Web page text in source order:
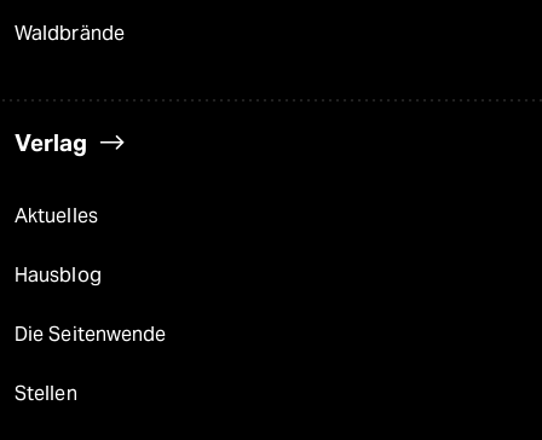
Waldbrände
Verlag
Aktuelles
Hausblog
Die Seitenwende
Stellen